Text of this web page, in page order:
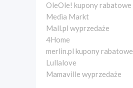
OleOle! kupony rabatowe
Media Markt
Mall.pl wyprzedaże
4Home
merlin.pl kupony rabatowe
Lullalove
Mamaville wyprzedaże